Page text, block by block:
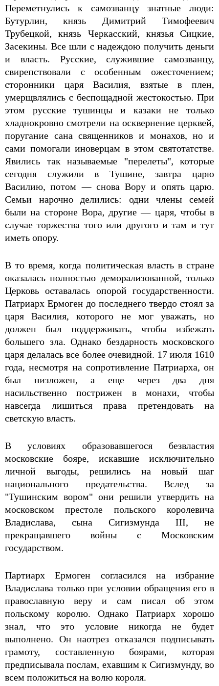
Переметнулись к самозванцу знатные люди:
Бутурлин, князь Димитрий Тимофеевич
Трубецкой, князь Черкасский, князья Сицкие,
Засекины. Все шли с надеждою получить деньги
и власть. Русские, служившие самозванцу,
свирепствовали с особенным ожесточением;
сторонники царя Василия, взятые в плен,
умерщвлялись с беспощадной жестокостью. При
этом русские тушинцы и казаки не только
хладнокровно смотрели на осквернение церквей,
поругание сана священников и монахов, но и
сами помогали иноверцам в этом святотатстве.
Явились так называемые "перелеты", которые
сегодня служили в Тушине, завтра царю
Василию, потом — снова Вору и опять царю.
Семьи нарочно делились: одни члены семей
были на стороне Вора, другие — царя, чтобы в
случае торжества того или другого и там и тут
иметь опору.
В то время, когда политическая власть в стране
оказалась полностью деморализованной, только
Церковь оставалась опорой государственности.
Патриарх Ермоген до последнего твердо стоял за
царя Василия, которого не мог уважать, но
должен был поддерживать, чтобы избежать
большего зла. Однако бездарность московского
царя делалась все более очевидной. 17 июля 1610
года, несмотря на сопротивление Патриарха, он
был низложен, а еще через два дня
насильственно пострижен в монахи, чтобы
навсегда лишиться права претендовать на
светскую власть.
В условиях образовавшегося безвластия
московские бояре, искавшие исключительно
личной выгоды, решились на новый шаг
национального предательства. Вслед за
"Тушинским вором" они решили утвердить на
московском престоле польского королевича
Владислава, сына Сигизмунда III, не
прекращавшего войны с Московским
государством.
Партиарх Ермоген согласился на избрание
Владислава только при условии обращения его в
православную веру и сам писал об этом
польскому королю. Однако Патриарх хорошо
знал, что это условие никогда не будет
выполнено. Он наотрез отказался подписывать
грамоту, составленную боярами, которая
предписывала послам, ехавшим к Сигизмунду, во
всем положиться на волю короля.